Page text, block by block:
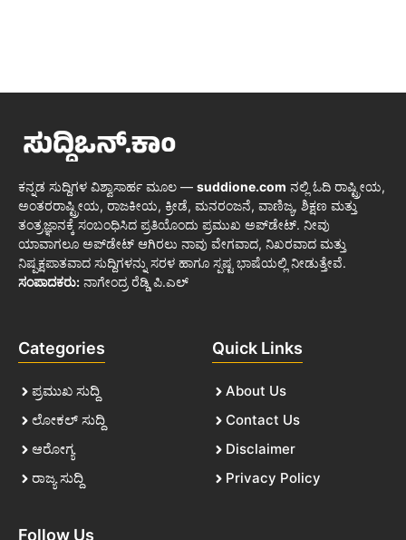
ಕನ್ನಡ ಸುದ್ದಿಗಳ ವಿಶ್ವಾಸಾರ್ಹ ಮೂಲ — suddione.com ನಲ್ಲಿ ಓದಿ ರಾಷ್ಟ್ರೀಯ,
ಅಂತರರಾಷ್ಟ್ರೀಯ, ರಾಜಕೀಯ, ಕ್ರೀಡೆ, ಮನರಂಜನೆ, ವಾಣಿಜ್ಯ, ಶಿಕ್ಷಣ ಮತ್ತು
ತಂತ್ರಜ್ಞಾನಕ್ಕೆ ಸಂಬಂಧಿಸಿದ ಪ್ರತಿಯೊಂದು ಪ್ರಮುಖ ಅಪ್‌ಡೇಟ್. ನೀವು
ಯಾವಾಗಲೂ ಅಪ್‌ಡೇಟ್ ಆಗಿರಲು ನಾವು ವೇಗವಾದ, ನಿಖರವಾದ ಮತ್ತು
ನಿಷ್ಪಕ್ಷಪಾತವಾದ ಸುದ್ದಿಗಳನ್ನು ಸರಳ ಹಾಗೂ ಸ್ಪಷ್ಟ ಭಾಷೆಯಲ್ಲಿ ನೀಡುತ್ತೇವೆ.
ಸಂಪಾದಕರು: ನಾಗೇಂದ್ರ ರೆಡ್ಡಿ ಪಿ.ಎಲ್
Categories
ಪ್ರಮುಖ ಸುದ್ದಿ
ಲೋಕಲ್ ಸುದ್ದಿ
ಆರೋಗ್ಯ
ರಾಜ್ಯ ಸುದ್ದಿ
Quick Links
About Us
Contact Us
Disclaimer
Privacy Policy
Follow Us